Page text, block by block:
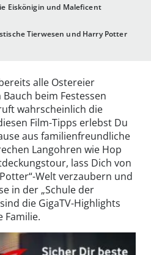
Eiskönigin und Maleficent
Tierwesen und Harry Potter
alle Ostereier
beim Festessen
wahrscheinlich die
Film-Tipps erlebst Du
aus familienfreundliche
Langohren wie Hop
lass Dich von
Welt verzaubern und
in der „Schule der
die GigaTV-Highlights
Familie.